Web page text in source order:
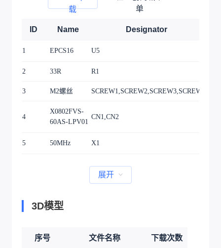
载
单
ID Name Designator
1 EPCS16 U5
2 33R R1
3 M2螺丝 SCREW1,SCREW2,SCREW3,SCREW4
4
X0802FVS-
60AS-LPV01
CN1,CN2
5 50MHz X1
展开
3D模型
序号 文件名称 下载次数